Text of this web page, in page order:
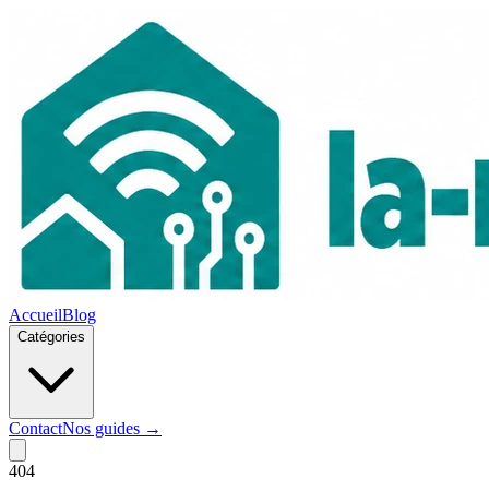
AccueilBlog
Catégories
ContactNos guides →
404